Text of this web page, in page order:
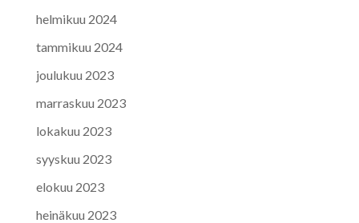
helmikuu 2024
tammikuu 2024
joulukuu 2023
marraskuu 2023
lokakuu 2023
syyskuu 2023
elokuu 2023
heinäkuu 2023